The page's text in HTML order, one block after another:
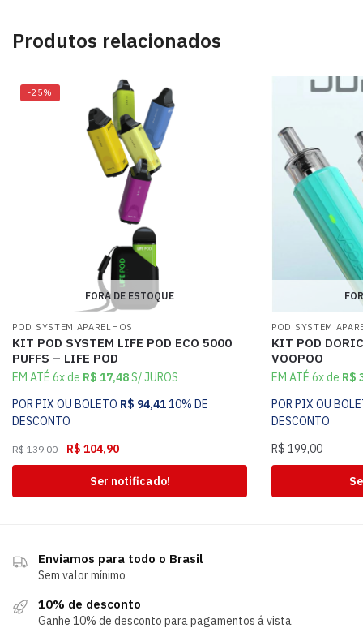
Produtos relacionados
-25%
FORA DE ESTOQUE
POD SYSTEM APARELHOS
KIT POD SYSTEM LIFE POD ECO 5000
PUFFS – LIFE POD
EM ATÉ 6x de R$ 17,48S/ JUROS
POR PIX OU BOLETO R$ 94,4110% DE
DESCONTO
R$139,00 R$ 104,90
Ser notificado!
POD SYSTEM
KIT POD
VOOPOO
EM ATÉ 6x de R$
POR PIX OU
DESCONTO
R$ 199,00
Enviamos para todo o Brasil
Sem valor mínimo
10% de desconto
Ganhe 10% de desconto para pagamentos á vista